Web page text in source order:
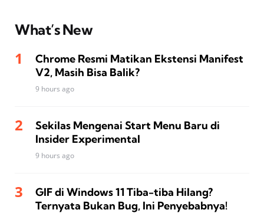
What’s New
Chrome Resmi Matikan Ekstensi Manifest
V2, Masih Bisa Balik?
9 hours ago
Sekilas Mengenai Start Menu Baru di
Insider Experimental
9 hours ago
GIF di Windows 11 Tiba-tiba Hilang?
Ternyata Bukan Bug, Ini Penyebabnya!